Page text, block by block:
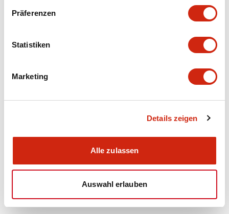
Präferenzen
Statistiken
Marketing
Details zeigen
Alle zulassen
Auswahl erlauben
Spezifikationen Alle erweitern +
Dokumente und Dateien
Kataloge & Broschüren Bedienungsanleitung